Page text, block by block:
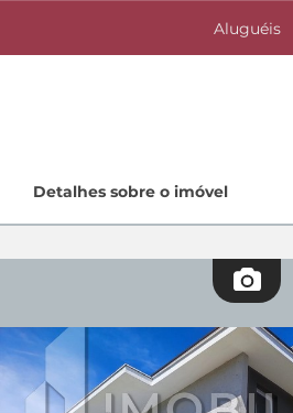
Aluguéis
Investimentos
Quem Somos
Contato
Detalhes sobre o imóvel